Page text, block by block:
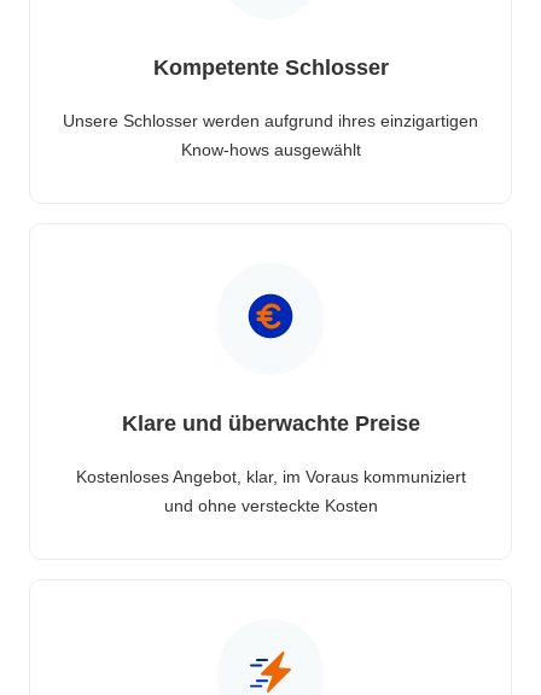
Kompetente Schlosser
Unsere Schlosser werden aufgrund ihres einzigartigen
Know-hows ausgewählt
Klare und überwachte Preise
Kostenloses Angebot, klar, im Voraus kommuniziert
und ohne versteckte Kosten